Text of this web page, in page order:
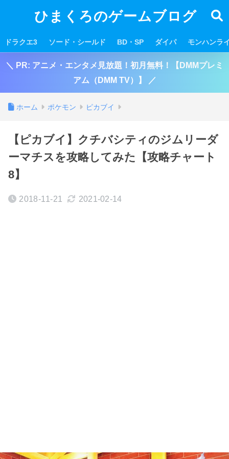
ひまくろのゲームブログ
ドラクエ3 ソード・シールド BD・SP ダイパ モンハンラ
＼ PR: アニメ・エンタメ見放題！初月無料！【DMMプレミ
アム（DMM TV）】 ／
ホーム ポケモン ピカブイ
【ピカブイ】クチバシティのジムリーダ
ーマチスを攻略してみた【攻略チャート
8】
2018-11-21 2021-02-14